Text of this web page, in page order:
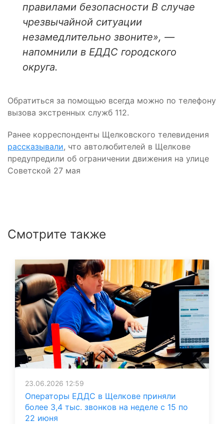
правилами безопасности В случае
чрезвычайной ситуации
незамедлительно звоните», —
напомнили в ЕДДС городского
округа.
Обратиться за помощью всегда можно по телефону
вызова экстренных служб 112.
Ранее корреспонденты Щелковского телевидения
рассказывали, что автолюбителей в Щелкове
предупредили об ограничении движения на улице
Советской 27 мая
Смотрите также
23.06.2026 12:59
Операторы ЕДДС в Щелкове приняли
более 3,4 тыс. звонков на неделе с 15 по
22 июня